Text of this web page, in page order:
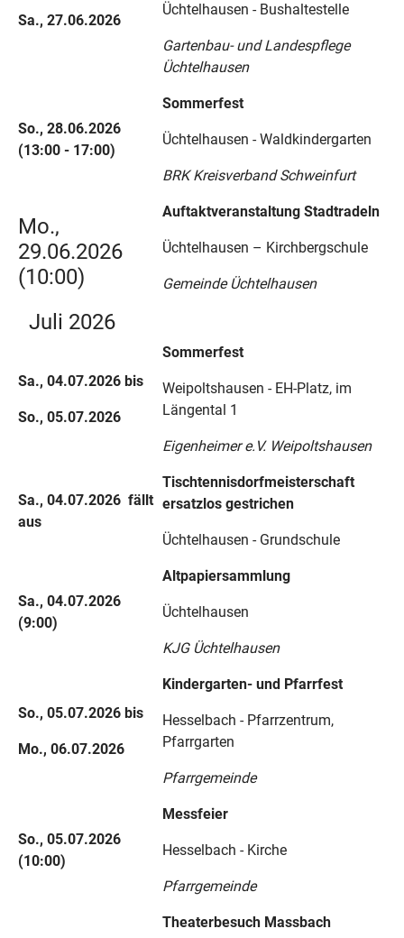
Sa., 27.06.2026
Üchtelhausen - Bushaltestelle
Gartenbau- und Landespflege
Üchtelhausen
So., 28.06.2026
(13:00 - 17:00)
Sommerfest
Üchtelhausen - Waldkindergarten
BRK Kreisverband Schweinfurt
Mo.,
29.06.2026
(10:00)
Auftaktveranstaltung Stadtradeln
Üchtelhausen – Kirchbergschule
Gemeinde Üchtelhausen
Juli 2026
Sa., 04.07.2026 bis
So., 05.07.2026
Sommerfest
Weipoltshausen - EH-Platz, im
Längental 1
Eigenheimer e.V. Weipoltshausen
Sa., 04.07.2026 fällt
aus
Tischtennisdorfmeisterschaft
ersatzlos gestrichen
Üchtelhausen - Grundschule
Sa., 04.07.2026
(9:00)
Altpapiersammlung
Üchtelhausen
KJG Üchtelhausen
So., 05.07.2026 bis
Mo., 06.07.2026
Kindergarten- und Pfarrfest
Hesselbach - Pfarrzentrum,
Pfarrgarten
Pfarrgemeinde
So., 05.07.2026
(10:00)
Messfeier
Hesselbach - Kirche
Pfarrgemeinde
Theaterbesuch Massbach